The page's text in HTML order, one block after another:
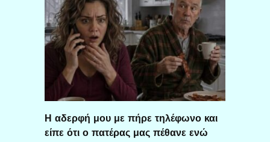
Η αδερφή μου με πήρε τηλέφωνο και
είπε ότι ο πατέρας μας πέθανε ενώ